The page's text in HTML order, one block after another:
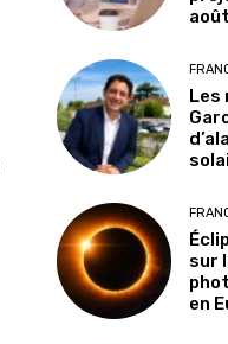
août
Les
sur
en